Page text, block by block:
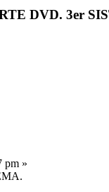
DVD. 3er
pm »